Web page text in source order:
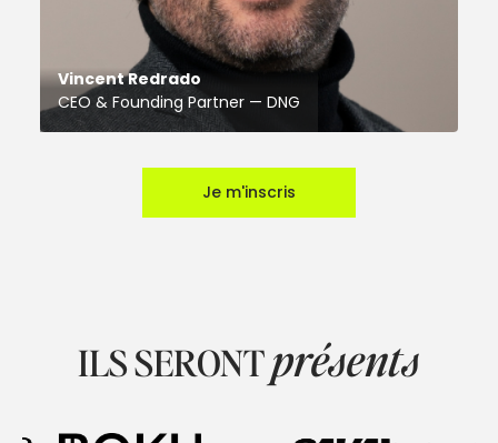
Vincent Redrado
CEO & Founding Partner — DNG
Je m'inscris
ILS SERONTprésents